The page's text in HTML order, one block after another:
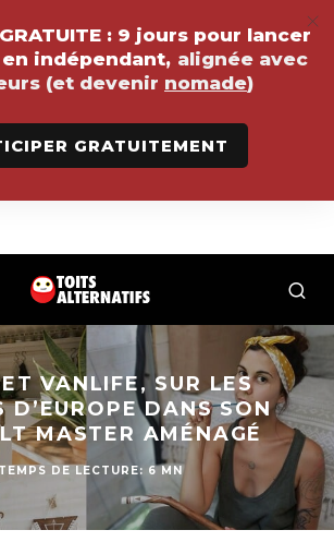
VANLIFE, SUR LES
D’EUROPE DANS SON
MASTER AMÉNAGÉ
TEMPS DE LECTURE: 6 MN
: 9 jours pour lancer
indépendant, alignée avec
(et devenir nomade)
GRATUITEMENT